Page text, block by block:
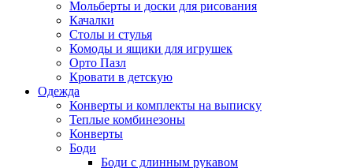
Мольберты и доски для рисования
Качалки
Столы и стулья
Комоды и ящики для игрушек
Орто Пазл
Кровати в детскую
Одежда
Конверты и комплекты на выписку
Теплые комбинезоны
Конверты
Боди
Боди с длинным рукавом